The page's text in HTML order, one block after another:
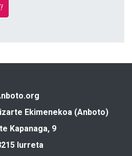
Ekimenekoa (Anboto)
Kapanaga, 9
Iurreta